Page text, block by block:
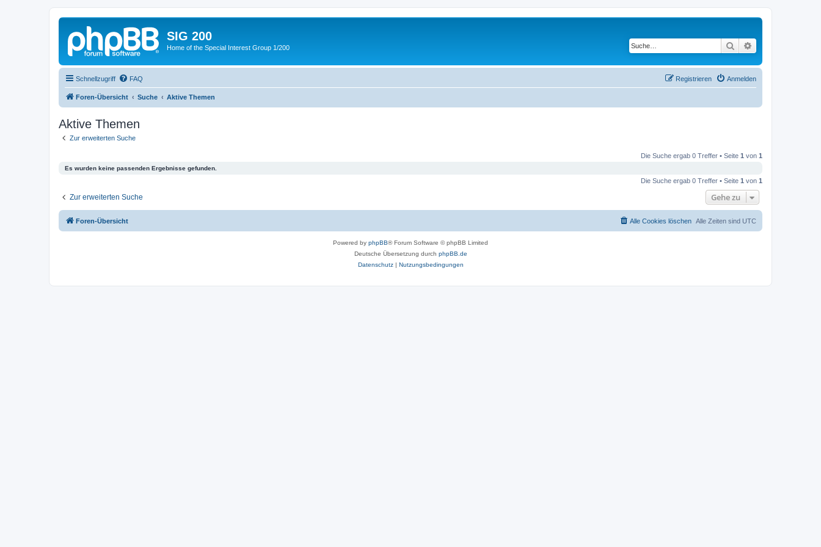
SIG 200
Home of the Special Interest Group 1/200 Suche
Schnellzugriff FAQ Anmelden
Registrieren
Foren-Übersicht Suche Aktive Themen
Aktive Themen
Zur erweiterten Suche
Die Suche ergab 0 Treffer • Seite 1 von 1
Es wurden keine passenden Ergebnisse gefunden.
Die Suche ergab 0 Treffer • Seite 1 von 1
Zur erweiterten Suche Gehe zu
Foren-Übersicht Alle Zeiten sind UTC
Alle Cookies löschen
Powered by phpBB® Forum Software © phpBB Limited
Deutsche Übersetzung durch phpBB.de
Datenschutz| Nutzungsbedingungen